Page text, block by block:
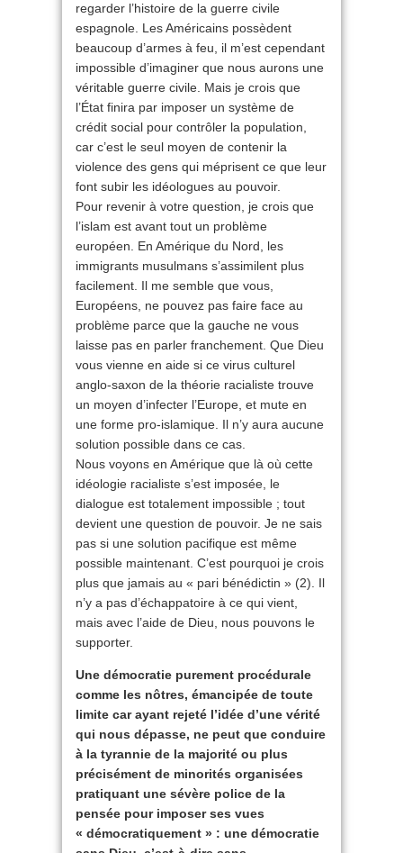
regarder l’histoire de la guerre civile
espagnole. Les Américains possèdent
beaucoup d’armes à feu, il m’est cependant
impossible d’imaginer que nous aurons une
véritable guerre civile. Mais je crois que
l’État finira par imposer un système de
crédit social pour contrôler la population,
car c’est le seul moyen de contenir la
violence des gens qui méprisent ce que leur
font subir les idéologues au pouvoir.
Pour revenir à votre question, je crois que
l’islam est avant tout un problème
européen. En Amérique du Nord, les
immigrants musulmans s’assimilent plus
facilement. Il me semble que vous,
Européens, ne pouvez pas faire face au
problème parce que la gauche ne vous
laisse pas en parler franchement. Que Dieu
vous vienne en aide si ce virus culturel
anglo-saxon de la théorie racialiste trouve
un moyen d’infecter l’Europe, et mute en
une forme pro-islamique. Il n’y aura aucune
solution possible dans ce cas.
Nous voyons en Amérique que là où cette
idéologie racialiste s’est imposée, le
dialogue est totalement impossible ; tout
devient une question de pouvoir. Je ne sais
pas si une solution pacifique est même
possible maintenant. C’est pourquoi je crois
plus que jamais au « pari bénédictin » (2). Il
n’y a pas d’échappatoire à ce qui vient,
mais avec l’aide de Dieu, nous pouvons le
supporter.
Une démocratie purement procédurale
comme les nôtres, émancipée de toute
limite car ayant rejeté l’idée d’une vérité
qui nous dépasse, ne peut que conduire
à la tyrannie de la majorité ou plus
précisément de minorités organisées
pratiquant une sévère police de la
pensée pour imposer ses vues
« démocratiquement » : une démocratie